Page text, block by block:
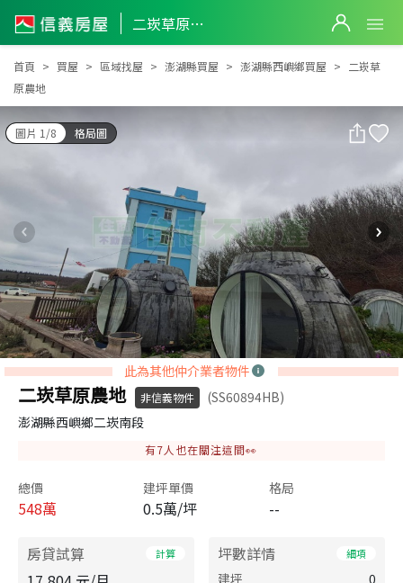
二崁草原農地
二崁草原農地
首頁 買屋 區域找屋 澎湖縣買屋 澎湖縣西嶼鄉買屋
二崁草
原農地
圖片 1/8 格局圖
此為其他仲介業者物件
二崁草原農地 非信義物件
(SS60894HB)
澎湖縣西嶼鄉二崁南段
有7人也在關注這間👀
總價
548萬
建坪單價
0.5萬/坪
格局
--
房貸試算 計算 坪數詳情 細項
建坪
0